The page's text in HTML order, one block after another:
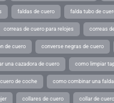
faldas de cuero falda tubo de
correas de cuero para relojes correas
de cuero converse negras de cuero
una cazadora de cuero como limpiar
de coche como combinar una
collares de cuero collar de cuero